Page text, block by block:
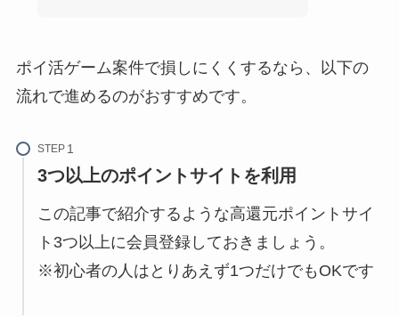
ポイ活ゲーム案件で損しにくくするなら、以下の
流れで進めるのがおすすめです。
STEP
3つ以上のポイントサイト を利用
この記事で紹介するような高還元ポイントサイ
ト3つ以上に会員登録しておきましょう。
※初心者の人はとりあえず1つだけでもOKです